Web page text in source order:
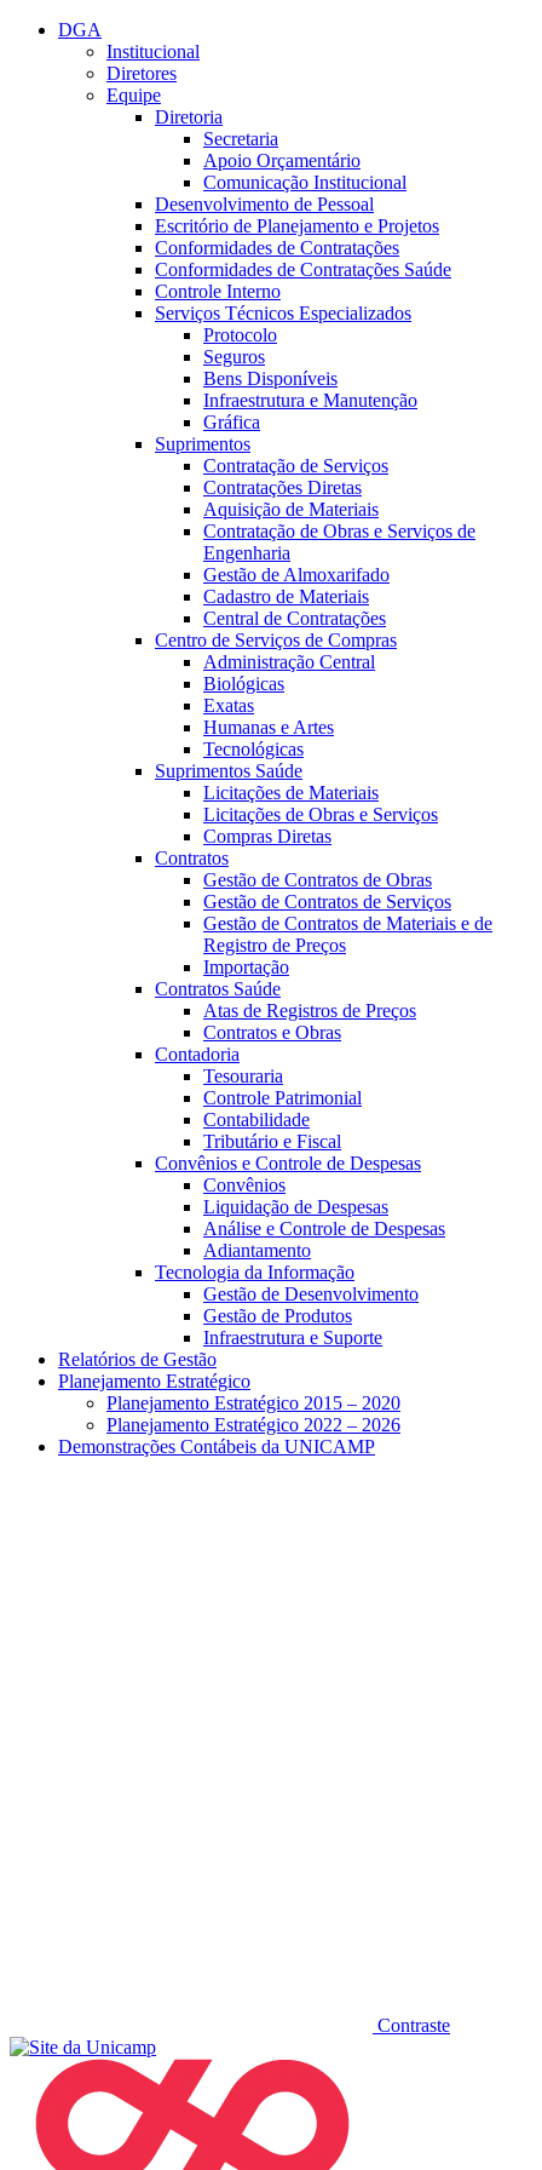
Conteúdo principal
DGA
Institucional
Diretores
Equipe
Diretoria
Secretaria
Apoio Orçamentário
Comunicação Institucional
Desenvolvimento de Pessoal
Escritório de Planejamento e Projetos
Conformidades de Contratações
Conformidades de Contratações Saúde
Controle Interno
Serviços Técnicos Especializados
Protocolo
Seguros
Bens Disponíveis
Infraestrutura e Manutenção
Gráfica
Suprimentos
Contratação de Serviços
Contratações Diretas
Aquisição de Materiais
Contratação de Obras e Serviços de
Engenharia
Gestão de Almoxarifado
Cadastro de Materiais
Central de Contratações
Centro de Serviços de Compras
Administração Central
Biológicas
Exatas
Humanas e Artes
Tecnológicas
Suprimentos Saúde
Licitações de Materiais
Licitações de Obras e Serviços
Compras Diretas
Contratos
Gestão de Contratos de Obras
Gestão de Contratos de Serviços
Gestão de Contratos de Materiais e de
Registro de Preços
Importação
Contratos Saúde
Atas de Registros de Preços
Contratos e Obras
Contadoria
Tesouraria
Controle Patrimonial
Contabilidade
Tributário e Fiscal
Convênios e Controle de Despesas
Convênios
Liquidação de Despesas
Análise e Controle de Despesas
Adiantamento
Tecnologia da Informação
Gestão de Desenvolvimento
Gestão de Produtos
Infraestrutura e Suporte
Relatórios de Gestão
Planejamento Estratégico
Planejamento Estratégico 2015 – 2020
Planejamento Estratégico 2022 – 2026
Demonstrações Contábeis da UNICAMP
Contraste